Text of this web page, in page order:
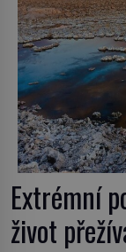
Extrémní
život